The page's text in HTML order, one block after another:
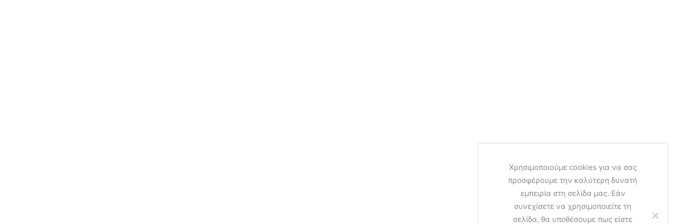
Χρησιμοποιούμε cookies για να σας
προσφέρουμε την καλύτερη δυνατή
εμπειρία στη σελίδα μας. Εάν
συνεχίσετε να χρησιμοποιείτε τη
σελίδα, θα υποθέσουμε πως είστε